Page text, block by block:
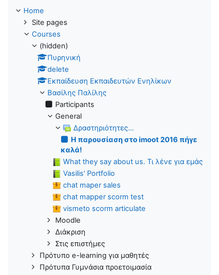
Home
Site pages
Courses
(hidden)
Πυρηνική
delete
Εκπαίδευση Εκπαιδευτών Ενηλίκων
Βασίλης Παλίλης
Participants
General
Δραστηριότητες...
H παρουσίαση στο imoot 2016 πήγε
καλά!
What they say about us. Τι λένε για εμάς
Vasilis' Portfolio
chat maper sales
chat mapper scorm test
vismeto scorm articulate
Moodle
Διάκριση
Στις επιστήμες
Πρότυπο e-learning για μαθητές
Πρότυπα Γυμνάσια προετοιμασία